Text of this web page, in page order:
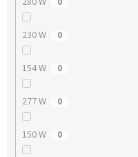
230 W 0
154 W 0
277 W 0
150 W 0